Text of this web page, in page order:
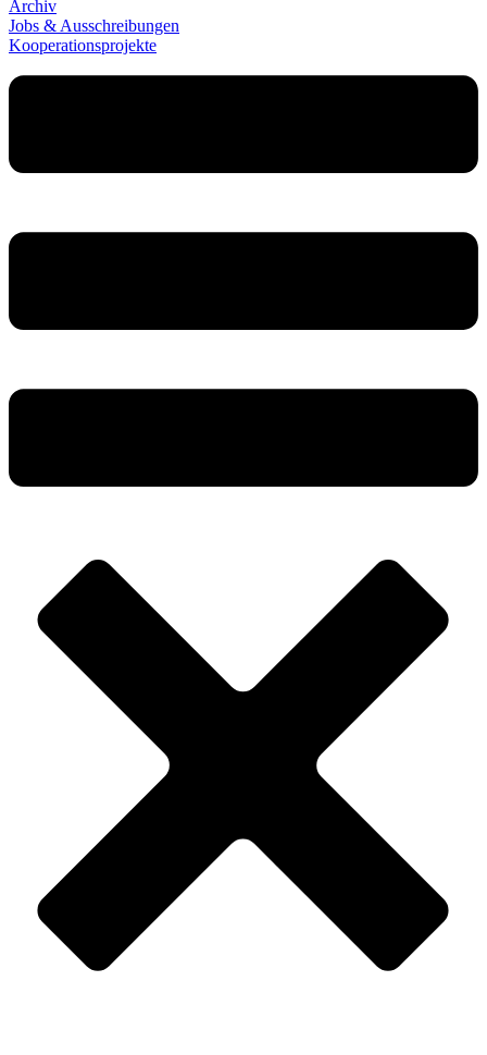
Archiv
Jobs & Ausschreibungen
Kooperationsprojekte